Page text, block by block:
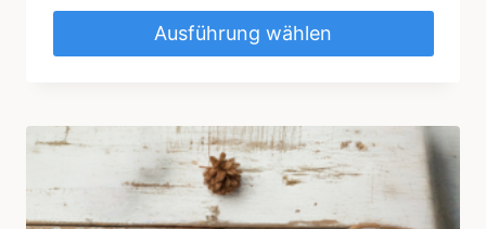
Ausführung wählen
weist
mehrere
Varianten
auf.